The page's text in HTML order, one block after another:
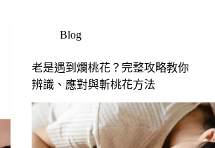
Blog
老是遇到爛桃花？完整攻略教你
辨識、應對與斬桃花方法